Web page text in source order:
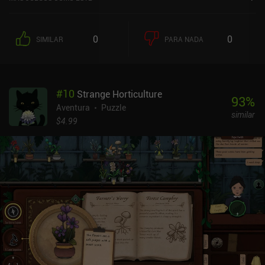
SIMILAR 0 PARA NADA 0
#10 Strange Horticulture
Aventura
Puzzle
$4.99
93%
similar